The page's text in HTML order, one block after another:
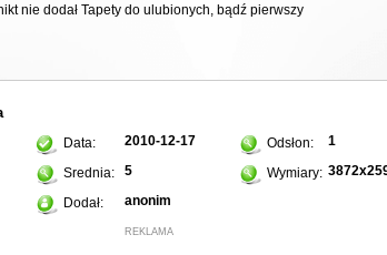
nie dodał Tapety do ulubionych, bądź pierwszy
Data: 2010-12-17 Odsłon: 1
Srednia: 5 Wymiary:
Dodał: anonim
REKLAMA